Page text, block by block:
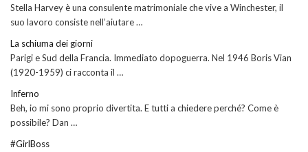
Stella Harvey è una consulente matrimoniale che vive a Winchester, il
suo lavoro consiste nell’aiutare …
La schiuma dei giorni
Parigi e Sud della Francia. Immediato dopoguerra. Nel 1946 Boris Vian
(1920-1959) ci racconta il …
Inferno
Beh, io mi sono proprio divertita. E tutti a chiedere perché? Come è
possibile? Dan …
#GirlBoss